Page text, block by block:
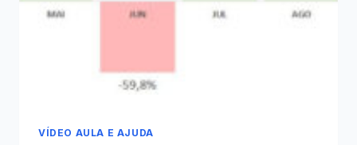
VÍDEO AULA E AJUDA